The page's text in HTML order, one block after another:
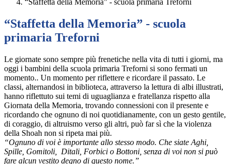
“Staffetta della Memoria” - scuola primaria Treforni
“Staffetta della Memoria” - scuola
primaria Treforni
Le giornate sono sempre più frenetiche nella vita di tutti i giorni, ma
oggi i bambini della scuola primaria Treforni si sono fermati un
momento.. Un momento per riflettere e ricordare il passato. Le
classi, alternandosi in biblioteca, attraverso la lettura di albi illustrati,
hanno riflettuto sui temi di uguaglianza e fratellanza rispetto alla
Giornata della Memoria, trovando connessioni con il presente e
ricordando che ognuno di noi quotidianamente, con un gesto gentile,
di coraggio, di altruismo verso gli altri, può far sì che la violenza
della Shoah non si ripeta mai più.
“Ognuno di voi è importante allo stesso modo. Che siate Aghi,
Spille, Gomitoli, Ditali, Forbici o Bottoni, senza di voi non si può
fare alcun vestito degno di questo nome.”